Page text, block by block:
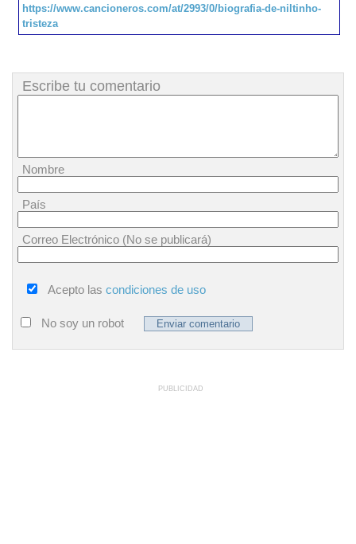
https://www.cancioneros.com/at/2993/0/biografia-de-niltinho-
tristeza
Escribe tu comentario
Nombre
País
Correo Electrónico (No se publicará)
Acepto las condiciones de uso
No soy un robot
PUBLICIDAD